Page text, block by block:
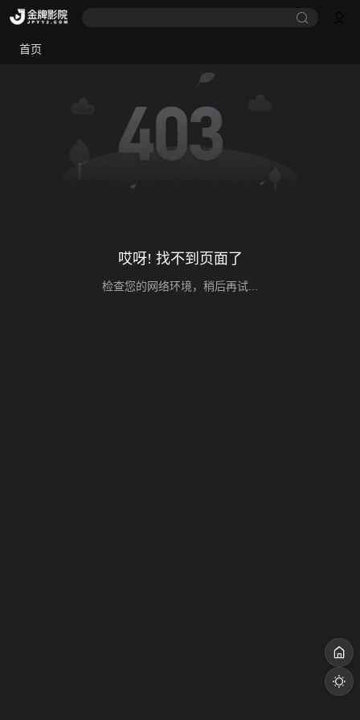
首页
哎呀! 找不到页面了
检查您的网络环境，稍后再试...